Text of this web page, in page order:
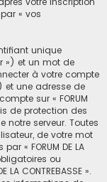
« vos
unique
») et un mot de
à votre compte
et une adresse de
sur « FORUM
de protection des
serveur. Toutes
de votre mot
« FORUM DE LA
ou
CONTREBASSE ».